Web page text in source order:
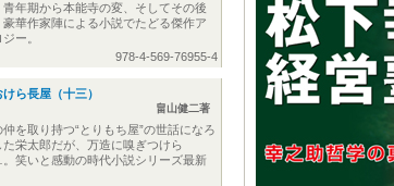
年期から本能寺の変、そしてその後
豪華作家陣による小説でたどる傑作ア
ー。
978-4-569-76955-4
ら長屋（十三）
畠山健二著
仲を取り持つ“とりもち屋”の世話になろ
た栄太郎だが、万造に嗅ぎつけら
笑いと感動の時代小説シリーズ最新